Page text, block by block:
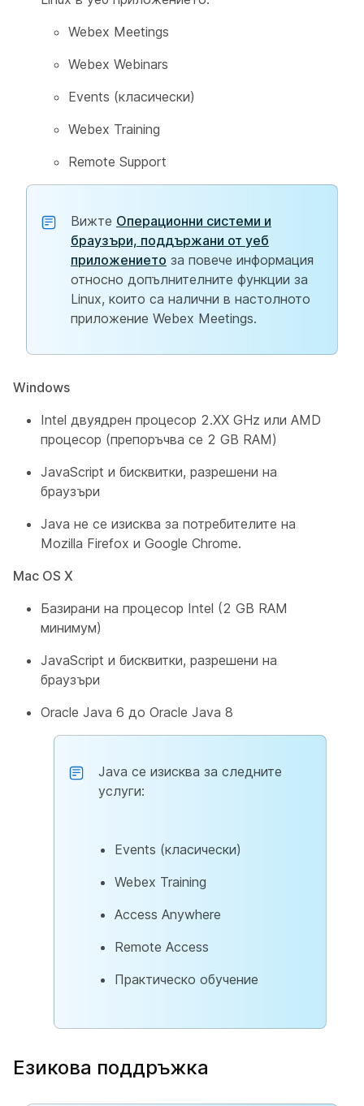
Webex Meetings
Webex Webinars
Events (класически)
Webex Training
Remote Support
Вижте Операционни системи и
браузъри, поддържани от уеб
приложението за повече информация
относно допълнителните функции за
Linux, които са налични в настолното
приложение Webex Meetings.
Windows
Intel двуядрен процесор 2.XX GHz или AMD
процесор (препоръчва се 2 GB RAM)
JavaScript и бисквитки, разрешени на
браузъри
Java не се изисква за потребителите на
Mozilla Firefox и Google Chrome.
Mac OS X
Базирани на процесор Intel (2 GB RAM
минимум)
JavaScript и бисквитки, разрешени на
браузъри
Oracle Java 6 до Oracle Java 8
Java се изисква за следните
услуги:
Events (класически)
Webex Training
Access Anywhere
Remote Access
Практическо обучение
Езикова поддръжка